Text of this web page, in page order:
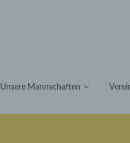
Unsere Mannschaften